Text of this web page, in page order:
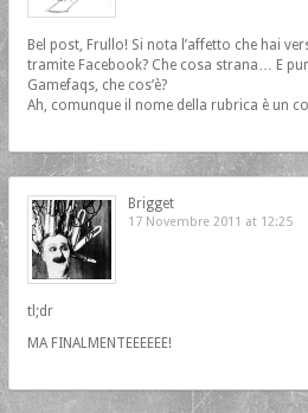
Bel post, Frullo! Si nota l’affetto che hai
tramite Facebook? Che cosa strana… E
Gamefaqs, che cos’è?
Ah, comunque il nome della rubrica è un
Brigget
17 Novembre 2011 at 12:25
tl;dr
MA FINALMENTEEEEEE!